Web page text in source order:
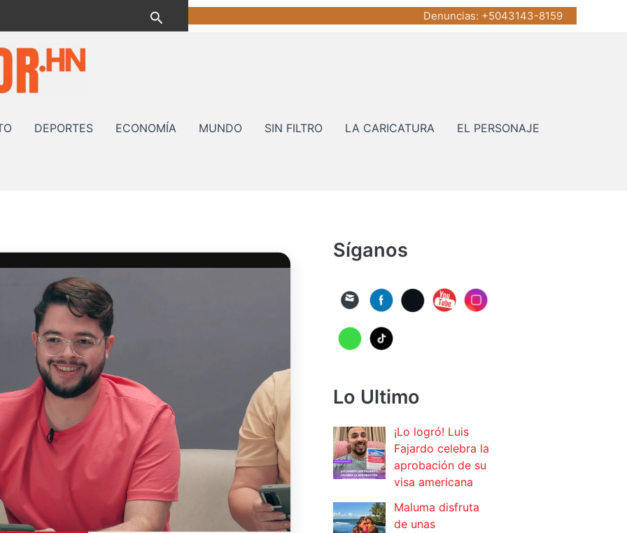
Buscar Denuncias: +5043143-8159
DEPORTES ECONOMÍA MUNDO SIN FILTRO LA CARICATURA EL PERSONAJE
Síganos
Lo Ultimo
¡Lo logró! Luis
Fajardo celebra la
aprobación de su
visa americana
Maluma disfruta
de unas